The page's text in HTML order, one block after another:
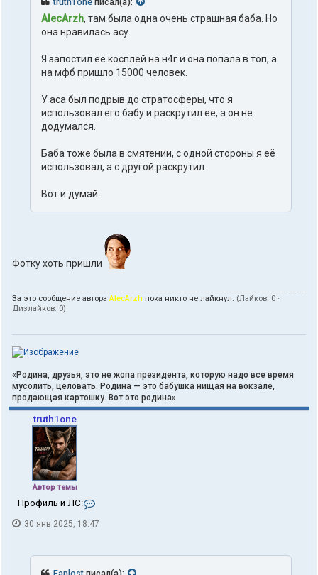
AlecArzh, там была одна очень страшная баба. Но
она нравилась асу.
Я запостил её косплей на н4г и она попала в топ, а
на мфб пришло 15000 человек.
У аса был подрыв до стратосферы, что я
использовал его бабу и раскрутил её, а он не
додумался.
Баба тоже была в смятении, с одной стороны я её
использовал, а с другой раскрутил.
Вот и думай.
Фотку хоть пришли
За это сообщение автораAlecArzh пока никто не лайкнул. (Лайков: 0 ·
Дизлайков: 0)
«Родина, друзья, это не жопа президента, которую надо все время
мусолить, целовать. Родина — это бабушка нищая на вокзале,
продающая картошку. Вот это родина»
truth1one
Автор темы
Профиль и ЛС:
н
к
т
30 янв 2025, 18:47